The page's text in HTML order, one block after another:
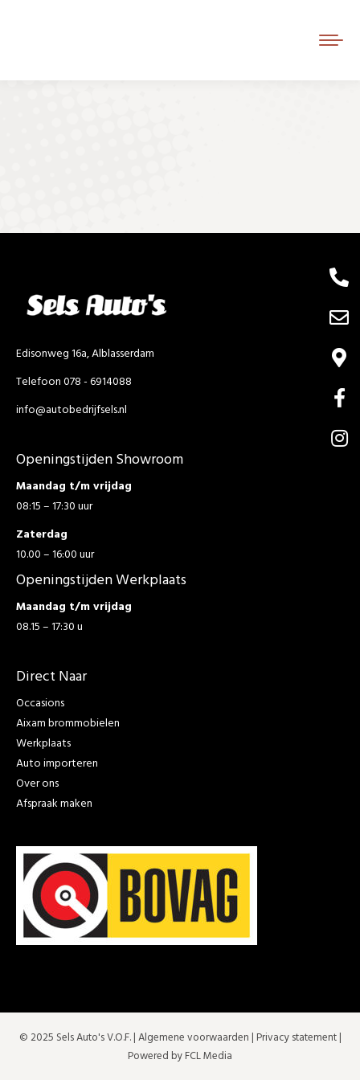
Edisonweg 16a, Alblasserdam
Telefoon 078 - 6914088
info@autobedrijfsels.nl
Openingstijden Showroom
Maandag t/m vrijdag
08:15 – 17:30 uur
Zaterdag
10.00 – 16:00 uur
Openingstijden Werkplaats
Maandag t/m vrijdag
08.15 – 17:30 u
Direct Naar
Occasions
Aixam brommobielen
Werkplaats
Auto importeren
Over ons
Afspraak maken
© 2025 Sels Auto's V.O.F. |Algemene voorwaarden | Privacy statement|
Powered by FCL Media